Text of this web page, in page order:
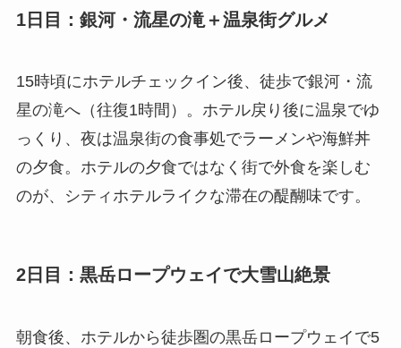
1日目：銀河・流星の滝＋温泉街グルメ
15時頃にホテルチェックイン後、徒歩で銀河・流
星の滝へ（往復1時間）。ホテル戻り後に温泉でゆ
っくり、夜は温泉街の食事処でラーメンや海鮮丼
の夕食。ホテルの夕食ではなく街で外食を楽しむ
のが、シティホテルライクな滞在の醍醐味です。
2日目：黒岳ロープウェイで大雪山絶景
朝食後、ホテルから徒歩圏の黒岳ロープウェイで5